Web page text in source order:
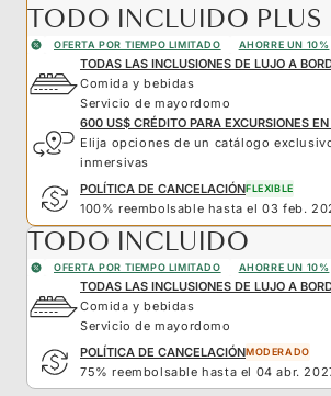
TODO INCLUIDO PLUS
OFERTA POR TIEMPO LIMITADO AHORRE UN 10%
TODAS LAS INCLUSIONES DE LUJO A
Comida y bebidas
Servicio de mayordomo
600 US$ CRÉDITO PARA EXCURSIONES
Elija opciones de un catálogo
inmersivas
POLÍTICA DE CANCELACIÓNFLEXIBLE
100% reembolsable hasta el 03 feb.
TODO INCLUIDO
OFERTA POR TIEMPO LIMITADO AHORRE UN 10%
TODAS LAS INCLUSIONES DE LUJO A
Comida y bebidas
Servicio de mayordomo
POLÍTICA DE CANCELACIÓNMODERADO
75% reembolsable hasta el 04 abr.